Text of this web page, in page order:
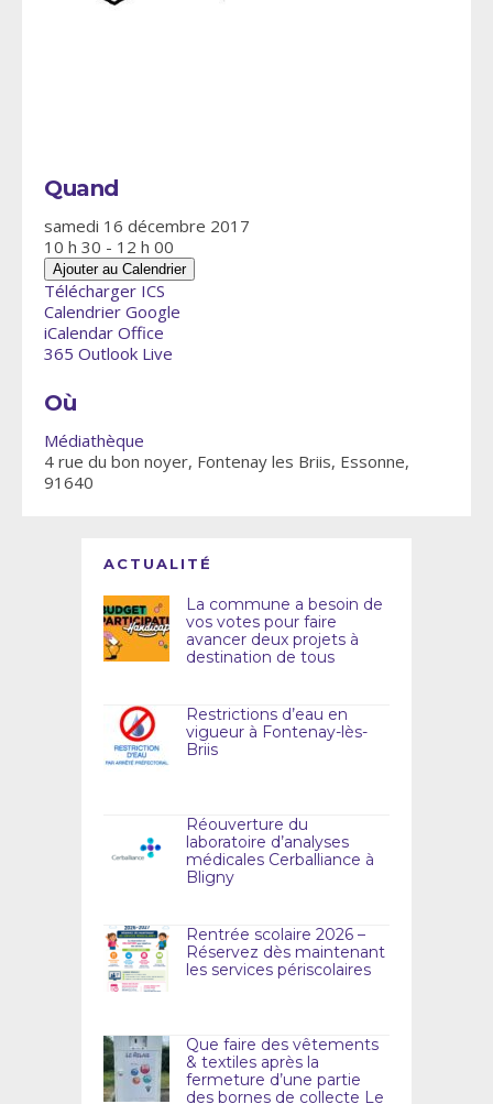
Quand
samedi 16 décembre 2017
10 h 30 - 12 h 00
Ajouter au Calendrier
Télécharger ICS
Calendrier Google
iCalendar Office
365 Outlook Live
Où
Médiathèque
4 rue du bon noyer, Fontenay les Briis, Essonne,
91640
ACTUALITÉ
La commune a besoin de
vos votes pour faire
avancer deux projets à
destination de tous
Restrictions d’eau en
vigueur à Fontenay-lès-
Briis
Réouverture du
laboratoire d’analyses
médicales Cerballiance à
Bligny
Rentrée scolaire 2026 –
Réservez dès maintenant
les services périscolaires
Que faire des vêtements
& textiles après la
fermeture d’une partie
des bornes de collecte Le